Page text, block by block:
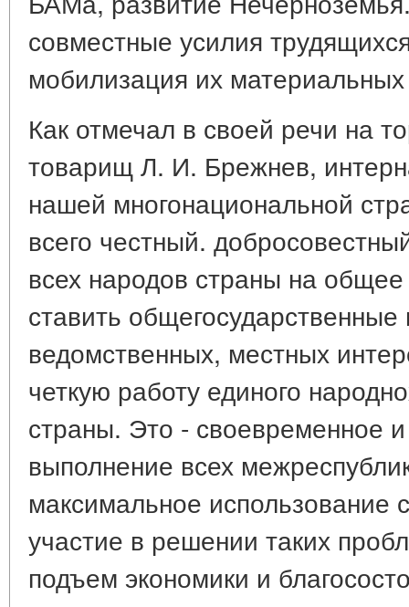
совместные усилия
мобилизация их
Как отмечал в своей речи на
товарищ Л. И. Брежнев,
нашей многонациональной
всего честный.
всех народов страны на
ставить
ведомственных, местных
четкую работу единого
страны. Это - своевременное
выполнение всех
максимальное использование
участие в решении таких
подъем экономики и